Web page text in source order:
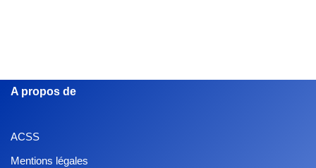
A propos de
ACSS
Mentions légales